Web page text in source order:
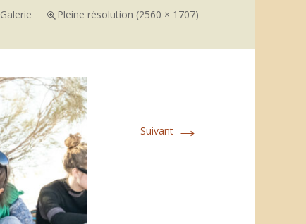
Galerie Pleine résolution (2560 × 1707)
Suivant →